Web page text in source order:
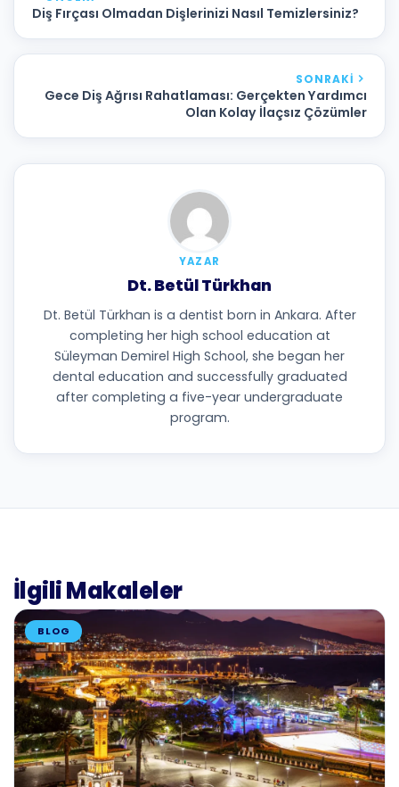
Diş Fırçası Olmadan Dişlerinizi Nasıl Temizlersiniz?
SONRAKI
Gece Diş Ağrısı Rahatlaması: Gerçekten Yardımcı
Olan Kolay İlaçsız Çözümler
YAZAR
Dt. Betül Türkhan
Dt. Betül Türkhan is a dentist born in Ankara. After
completing her high school education at
Süleyman Demirel High School, she began her
dental education and successfully graduated
after completing a five-year undergraduate
program.
İlgili Makaleler
BLOG